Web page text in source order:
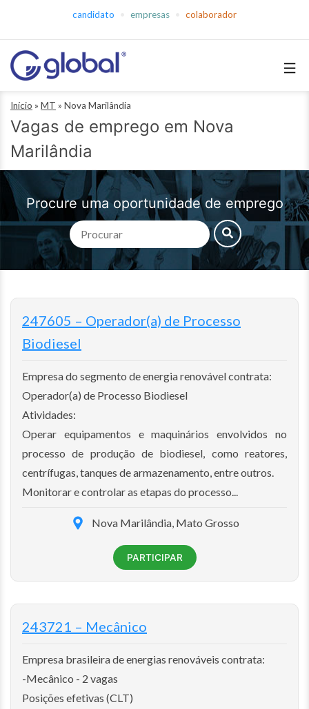
conteúdo
candidato empresas colaborador
Global
Empregos
Início » MT » Nova Marilândia
Vagas de emprego em Nova
Marilândia
Procure uma oportunidade de emprego
247605 – Operador(a) de Processo
Biodiesel
Empresa do segmento de energia renovável contrata:
Operador(a) de Processo Biodiesel
Atividades:
Operar equipamentos e maquinários envolvidos no
processo de produção de biodiesel, como reatores,
centrífugas, tanques de armazenamento, entre outros.
Monitorar e controlar as etapas do processo...
Nova Marilândia, Mato Grosso
PARTICIPAR
243721 – Mecânico
Empresa brasileira de energias renováveis contrata:
-Mecânico - 2 vagas
Posições efetivas (CLT)